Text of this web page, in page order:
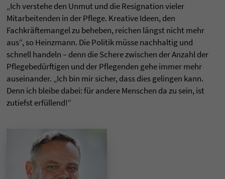
„Ich verstehe den Unmut und die Resignation vieler
Mitarbeitenden in der Pflege. Kreative Ideen, den
Fachkräftemangel zu beheben, reichen längst nicht mehr
aus“, so Heinzmann. Die Politik müsse nachhaltig und
schnell handeln – denn die Schere zwischen der Anzahl der
Pflegebedürftigen und der Pflegenden gehe immer mehr
auseinander. „Ich bin mir sicher, dass dies gelingen kann.
Denn ich bleibe dabei: für andere Menschen da zu sein, ist
zutiefst erfüllend!“